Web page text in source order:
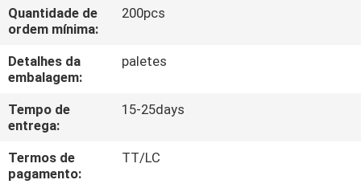
CONTROLE
DA
QUALIDADE
CONTACTE-
NOS
Quantidade de
ordem mínima:
200pcs
Detalhes da
embalagem:
paletes
Tempo de
entrega:
15-25days
Termos de
pagamento:
TT/LC